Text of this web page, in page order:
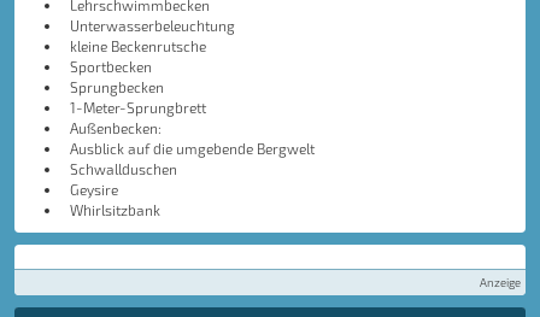
Lehrschwimmbecken
Unterwasserbeleuchtung
kleine Beckenrutsche
Sportbecken
Sprungbecken
1-Meter-Sprungbrett
Außenbecken:
Ausblick auf die umgebende Bergwelt
Schwallduschen
Geysire
Whirlsitzbank
Anzeige